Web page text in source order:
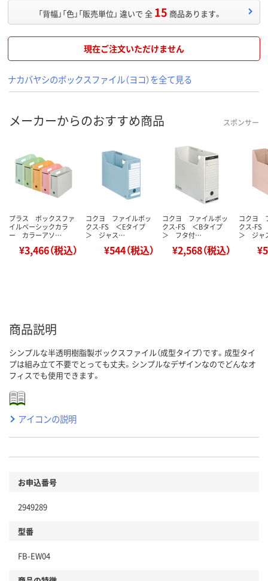
「背幅」「色」「販売単位」 違いで 全 15 商品あります。
現在ご注文いただけません
ナカバヤシのボックスファイル（ヨコ）を全て見る
メーカーからのおすすめ商品 スポンサー
プラス ボックスファ
イルベーシックカラ
ー カラーアソ…
¥3,466（税込）
コクヨ ファイルボッ
クス-FS ＜Eタイプ
＞ ジャス…
¥544（税込）
コクヨ ファイルボッ
クス-FS ＜Bタイプ
＞ フタ付…
¥2,568（税込）
コクヨ
クス-FS
＞ ジャ
商品説明
シンプルな半透明樹脂製ボックスファイル（成型タイプ）です。成型タイ
プは組み立て不要でとっても丈夫。シンプルなデザインなのでどんなオ
フィスでも使用できます。
アイコンの説明
お申込番号
2949289
型番
FB-EW04